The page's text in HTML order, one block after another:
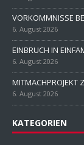
VORKOMMNISSE
6. August 2026
EINBRUCH IN
6. August 2026
MITMACHPROJEKT
6. August 2026
KATEGORIEN